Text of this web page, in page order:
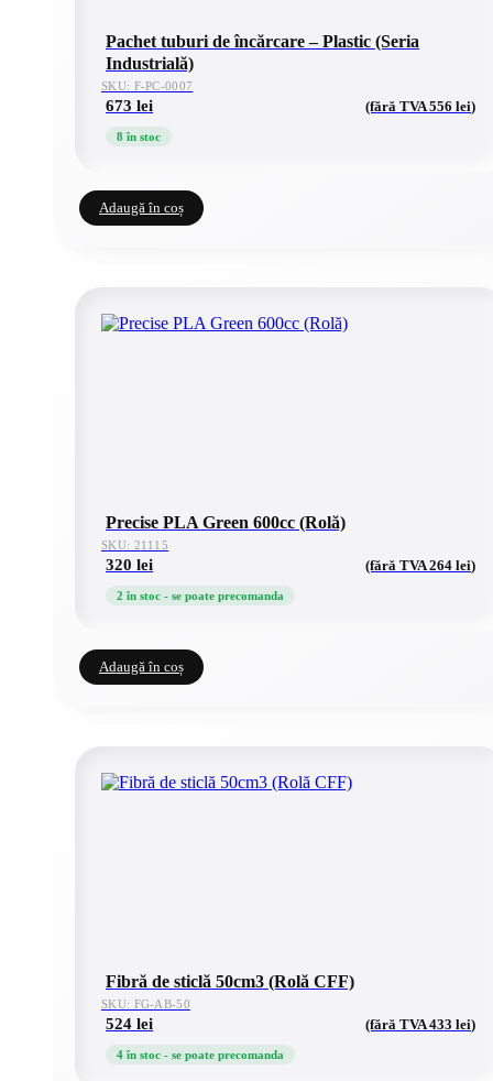
Pachet tuburi de încărcare – Plastic (Seria
Industrială)
SKU: F-PC-0007
673 lei (fără TVA556 lei)
8 în stoc
Adaugă în coș
Precise PLA Green 600cc (Rolă)
SKU: 21115
320 lei (fără TVA264 lei)
2 în stoc - se poate precomanda
Adaugă în coș
Fibră de sticlă 50cm3 (Rolă CFF)
SKU: FG-AB-50
524 lei (fără TVA433 lei)
4 în stoc - se poate precomanda